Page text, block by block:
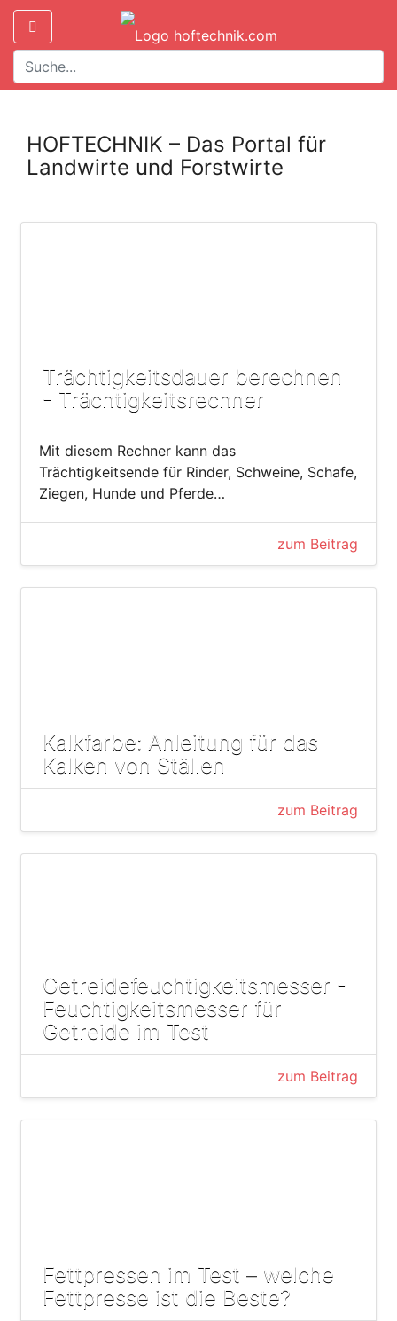
HOFTECHNIK – Das Portal für
Landwirte und Forstwirte
Trächtigkeitsdauer berechnen
- Trächtigkeitsrechner
Mit diesem Rechner kann das
Trächtigkeitsende für Rinder, Schweine, Schafe,
Ziegen, Hunde und Pferde…
zum Beitrag
Kalkfarbe: Anleitung für das
Kalken von Ställen
zum Beitrag
Getreidefeuchtigkeitsmesser -
Feuchtigkeitsmesser für
Getreide im Test
zum Beitrag
Fettpressen im Test – welche
Fettpresse ist die Beste?